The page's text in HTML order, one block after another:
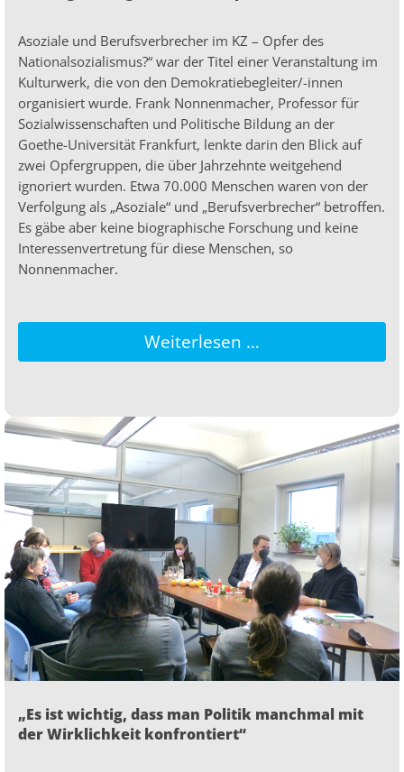
Asoziale und Berufsverbrecher im KZ – Opfer des
Nationalsozialismus?“ war der Titel einer Veranstaltung im
Kulturwerk, die von den Demokratiebegleiter/-innen
organisiert wurde. Frank Nonnenmacher, Professor für
Sozialwissenschaften und Politische Bildung an der
Goethe-Universität Frankfurt, lenkte darin den Blick auf
zwei Opfergruppen, die über Jahrzehnte weitgehend
ignoriert wurden. Etwa 70.000 Menschen waren von der
Verfolgung als „Asoziale“ und „Berufsverbrecher“ betroffen.
Es gäbe aber keine biographische Forschung und keine
Interessenvertretung für diese Menschen, so
Nonnenmacher.
Weiterlesen …
„Es ist wichtig, dass man Politik manchmal mit
der Wirklichkeit konfrontiert“